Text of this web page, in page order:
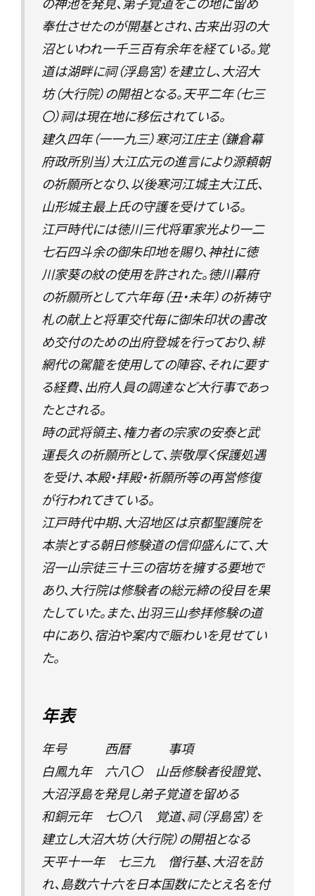
奉仕させたのが開基とされ、古来出羽の大
沼といわれ一千三百有余年を経ている。覚
道は湖畔に祠（浮島宮）を建立し、大沼大
坊（大行院）の開祖となる。天平二年（七三
〇）祠は現在地に移伝されている。
建久四年（一一九三）寒河江庄主（鎌倉幕
府政所別当）大江広元の進言により源頼朝
の祈願所となり、以後寒河江城主大江氏、
山形城主最上氏の守護を受けている。
江戸時代には徳川三代将軍家光より一二
七石四斗余の御朱印地を賜り、神社に徳
川家葵の紋の使用を許された。徳川幕府
の祈願所として六年毎（丑・未年）の祈祷守
札の献上と将軍交代毎に御朱印状の書改
め交付のための出府登城を行っており、緋
網代の駕籠を使用しての陣容、それに要す
る経費、出府人員の調達など大行事であっ
たとされる。
時の武将領主、権力者の宗家の安泰と武
運長久の祈願所として、崇敬厚く保護処遇
を受け、本殿・拝殿・祈願所等の再営修復
が行われてきている。
江戸時代中期、大沼地区は京都聖護院を
本崇とする朝日修験道の信仰盛んにて、大
沼一山宗徒三十三の宿坊を擁する要地で
あり、大行院は修験者の総元締の役目を果
たしていた。また、出羽三山参拝修験の道
中にあり、宿泊や案内で賑わいを見せてい
た。
年表
年号 西暦 事項
白鳳九年 六八〇 山岳修験者役證覚、
大沼浮島を発見し弟子覚道を留める
和銅元年 七〇八 覚道、祠（浮島宮）を
建立し大沼大坊（大行院）の開祖となる
天平十一年 七三九 僧行基、大沼を訪
れ、島数六十六を日本国数にたとえ名を付